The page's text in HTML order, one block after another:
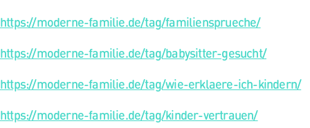
https://moderne-familie.de/tag/familiensprueche/
https://moderne-familie.de/tag/babysitter-gesucht/
https://moderne-familie.de/tag/wie-erklaere-ich-kindern/
https://moderne-familie.de/tag/kinder-vertrauen/